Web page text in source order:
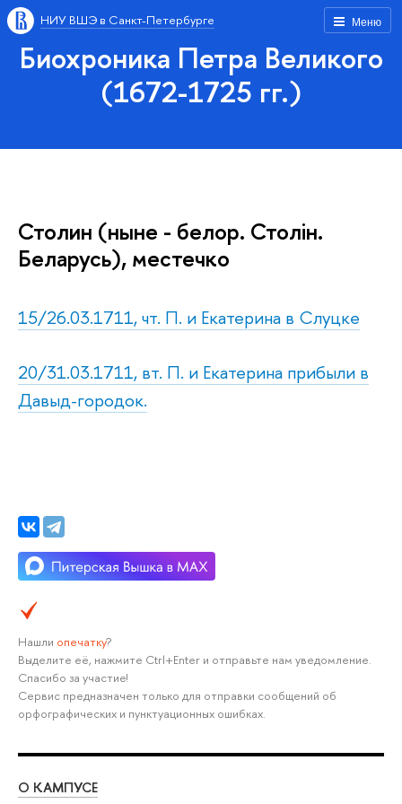
Меню
НИУ ВШЭ в Санкт-Петербурге
Биохроника Петра Великого
(1672-1725 гг.)
Столин (ныне - белор. Столiн.
Беларусь), местечко
15/26.03.1711, чт. П. и Екатерина в Слуцке
20/31.03.1711, вт. П. и Екатерина прибыли в
Давыд-городок.
Нашли опечатку?
Выделите её, нажмите Ctrl+Enter и отправьте нам уведомление.
Спасибо за участие!
Сервис предназначен только для отправки сообщений об
орфографических и пунктуационных ошибках.
О КАМПУСЕ